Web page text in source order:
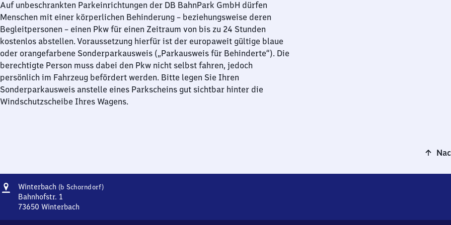
Auf unbeschrankten Parkeinrichtungen der DB BahnPark GmbH dürfen
Menschen mit einer körperlichen Behinderung – beziehungsweise deren
Begleitpersonen – einen Pkw für einen Zeitraum von bis zu 24 Stunden
kostenlos abstellen. Voraussetzung hierfür ist der europaweit gültige blaue
oder orangefarbene Sonderparkausweis („Parkausweis für Behinderte“). Die
berechtigte Person muss dabei den Pkw nicht selbst fahren, jedoch
persönlich im Fahrzeug befördert werden. Bitte legen Sie Ihren
Sonderparkausweis anstelle eines Parkscheins gut sichtbar hinter die
Windschutzscheibe Ihres Wagens.
Adresse
Winterbach (b Schorndorf)Winterbach
Bahnhofstr. 1
73650 Winterbach